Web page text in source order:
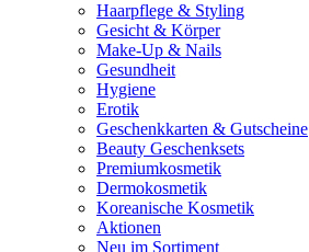
Haarpflege & Styling
Gesicht & Körper
Make-Up & Nails
Gesundheit
Hygiene
Erotik
Geschenkkarten & Gutscheine
Beauty Geschenksets
Premiumkosmetik
Dermokosmetik
Koreanische Kosmetik
Aktionen
Neu im Sortiment